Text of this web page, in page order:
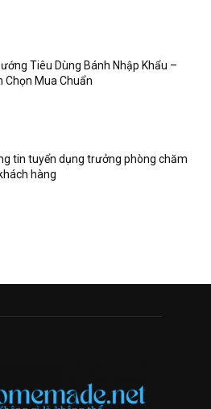
Tiêu Dùng Bánh Nhập Khẩu –
Chọn Mua Chuẩn
tin tuyển dụng trưởng phòng chăm
hàng